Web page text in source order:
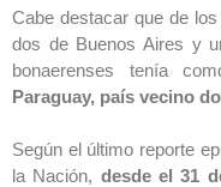
Cabe destacar que de
dos de Buenos Aires y
bonaerenses tenía
Paraguay, país vecino
Según el último reporte
la Nación, desde el 31